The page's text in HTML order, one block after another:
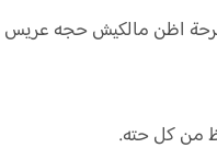
بفرحة اظن مالكيش حجه
من كل حته.